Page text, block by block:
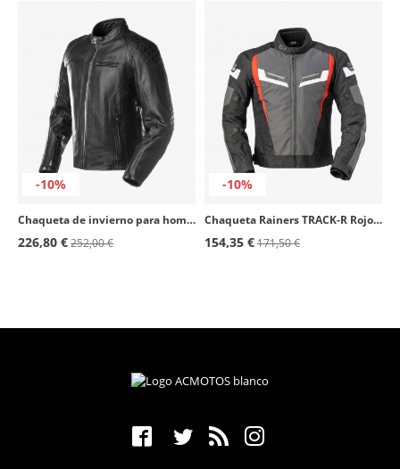
-10%
Chaqueta de invierno para hombre Daniel color negro de Rainers
226,80 €252,00 €
-10%
Chaqueta Rainers TRACK-R Rojo Racing
154,35 €171,50 €